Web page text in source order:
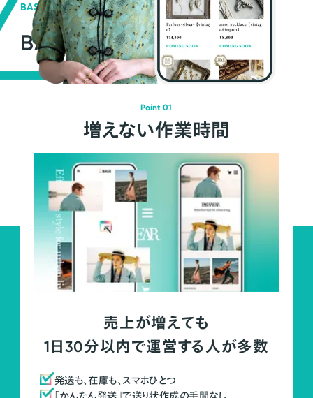
BASEの強み
BASEが強い3つの理由
Point 01
増えない作業時間
売上が増えても
1日30分以内で運営する人が多数
発送も、在庫も、スマホひとつ
「かんたん発送」で送り状作成の手間なし